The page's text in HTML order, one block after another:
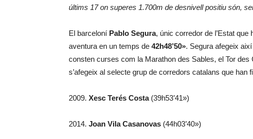
últims 17 on superes 1.700m de desnivell positiu són,
El barceloní Pablo Segura, únic corredor de l’Estat
aventura en un temps de 42h48’50». Segura afegeix
consten curses com la Marathon des Sables, el Tor des
s’afegeix al selecte grup de corredors catalans que han
2009. Xesc Terés Costa(39h53’41»)
2014. Joan Vila Casanovas (44h03’40»)